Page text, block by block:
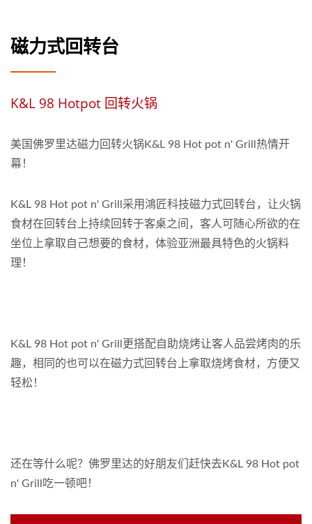
磁力式回转台
K&L 98 Hotpot 回转火锅
美国佛罗里达磁力回转火锅K&L 98 Hot pot n' Grill热情开
幕！
K&L 98 Hot pot n' Grill采用鴻匠科技磁力式回转台，让火锅
食材在回转台上持续回转于客桌之间，客人可随心所欲的在
坐位上拿取自己想要的食材，体验亚洲最具特色的火锅料
理！
K&L 98 Hot pot n' Grill更搭配自助烧烤让客人品尝烤肉的乐
趣，相同的也可以在磁力式回转台上拿取烧烤食材，方便又
轻松！
还在等什么呢？佛罗里达的好朋友们赶快去K&L 98 Hot pot
n' Grill吃一顿吧！